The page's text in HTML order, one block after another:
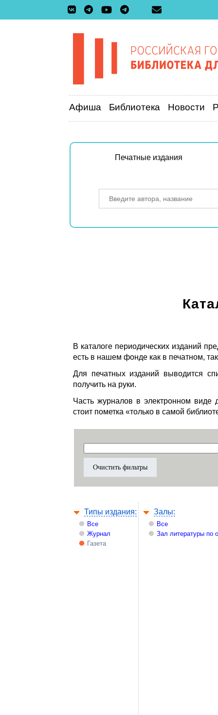
Афиша Библиотека Новости
Печатные издания
В каталоге периодических изданий
есть в нашем фонде как в печатном,
Для печатных изданий выводится
получить на руки.
Часть журналов в электронном виде
стоит пометка «только в самой
Типы издания:
Все
Журнал
Газета
Залы:
Все
Зал литературы по